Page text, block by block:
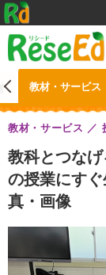
教材・サービス
教科とつな
の授業にす
真・画像
教材・サービス